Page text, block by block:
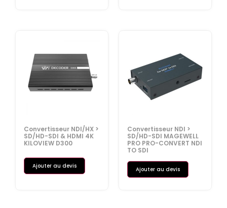
Convertisseur NDI/HX >
SD/HD-SDI & HDMI 4K
KILOVIEW D300
Ajouter au devis
Convertisseur NDI >
SD/HD-SDI MAGEWELL
PRO PRO-CONVERT NDI
TO SDI
Ajouter au devis